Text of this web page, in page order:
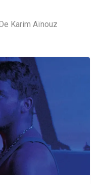
Karim Aïnouz